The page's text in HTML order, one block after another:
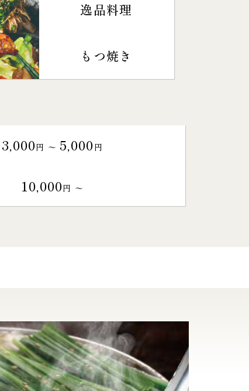
逸品料理
もつ焼き
3,000円 〜 5,000円
10,000円 〜